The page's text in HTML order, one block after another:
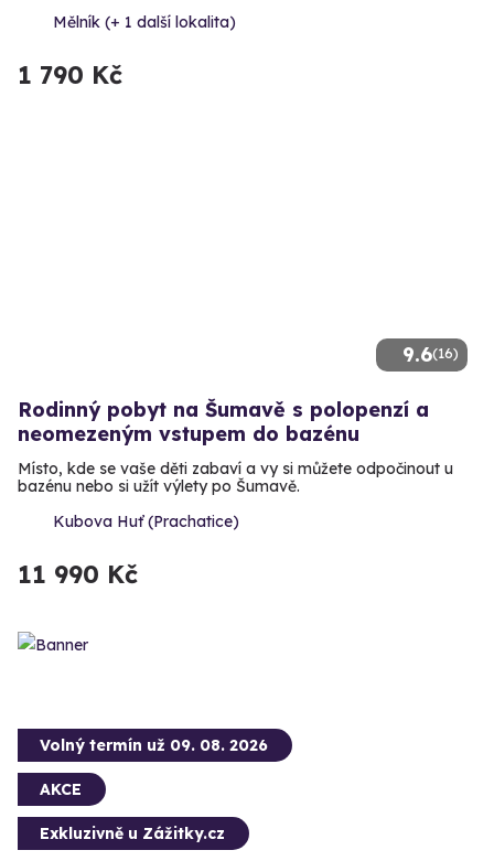
Mělník (+ 1 další lokalita)
1 790 Kč
9.6(16)
Rodinný pobyt na Šumavě s polopenzí a
neomezeným vstupem do bazénu
Místo, kde se vaše děti zabaví a vy si můžete odpočinout u
bazénu nebo si užít výlety po Šumavě.
Kubova Huť (Prachatice)
11 990 Kč
Volný termín už 09. 08. 2026
AKCE
Exkluzivně u Zážitky.cz